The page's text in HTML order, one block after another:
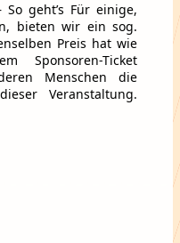
geht’s Für einige,
bieten wir ein sog.
Preis hat wie
Sponsoren-Ticket
Menschen die
Veranstaltung.